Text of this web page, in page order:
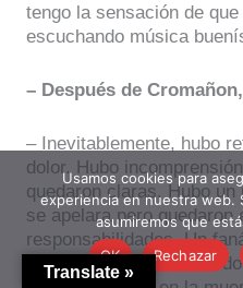
tengo la sensación de
escuchando música
– Después de
– Inevitablemente, hubo
dolor. Hubo
quedaron claras. Hubo
se apelara pero quedaron
responsabilidades. Un
aceptar nunca que sus
Translate »
Usamos cookies para
experiencia en nuestra web.
asumiremos que
OK
Rechazar